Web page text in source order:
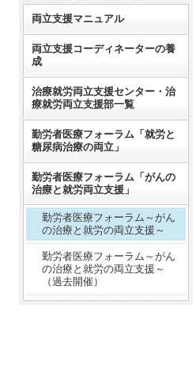
両立支援マニュアル
両立支援コーディネーターの養
成
治療就労両立支援センター・治
療就労両立支援部一覧
勤労者医療フォーラム「就労と
糖尿病治療の両立」
勤労者医療フォーラム「がんの
治療と就労両立支援」
勤労者医療フォーラム～がん
の治療と就労の両立支援～
勤労者医療フォーラム～がん
の治療と就労の両立支援～
（過去開催）